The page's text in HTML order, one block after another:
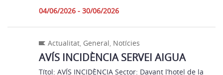
04/06/2026 - 30/06/2026
Actualitat, General, Notícies
AVÍS INCIDÈNCIA SERVEI AIGUA
Títol: AVÍS INCIDÈNCIA Sector: Davant l’hotel de la